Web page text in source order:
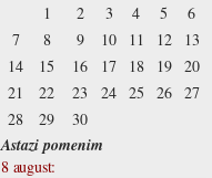
1 2 3 4 5
6
7
8 9 10 11 12
13
14
15 16 17 18 19
20
21
22 23 24 25 26
27
28
29 30
Astazi pomenim
8 august: